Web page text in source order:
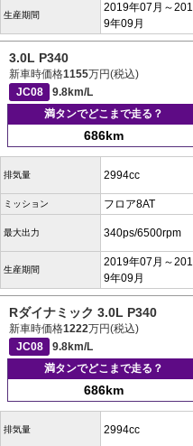
生産期間
2019年07月～201
9年09月
3.0L P340
新車時価格1155万円(税込)
JC08
9.8km/L
満タンでどこまで走る？
686km
排気量 2994cc
ミッション フロア8AT
最大出力 340ps/6500rpm
生産期間
2019年07月～201
9年09月
Rダイナミック 3.0L P340
新車時価格1222万円(税込)
JC08
9.8km/L
満タンでどこまで走る？
686km
排気量 2994cc